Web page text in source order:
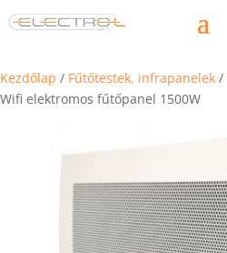
Kezdőlap / Fűtőtestek, infrapanelek /
Wifi elektromos fűtőpanel 1500W